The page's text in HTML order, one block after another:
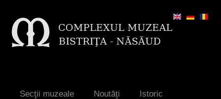
Secţii muzeale Noutăţi
Istoric